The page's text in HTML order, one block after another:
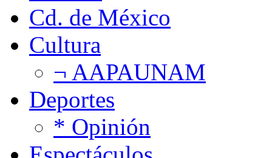
Cd. de México
Cultura
¬ AAPAUNAM
Deportes
* Opinión